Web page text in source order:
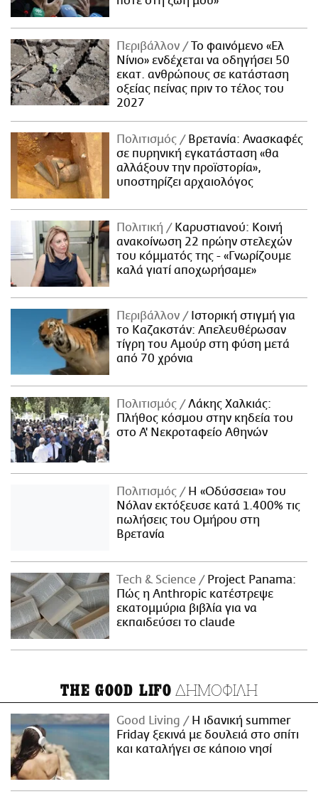
Περιβάλλον
Το φαινόμενο «Ελ
Νίνιο» ενδέχεται να οδηγήσει 50
εκατ. ανθρώπους σε κατάσταση
οξείας πείνας πριν το τέλος του
2027
Πολιτισμός
Βρετανία: Ανασκαφές
σε πυρηνική εγκατάσταση «θα
αλλάξουν την προϊστορία»,
υποστηρίζει αρχαιολόγος
Πολιτική
Καρυστιανού: Κοινή
ανακοίνωση 22 πρώην στελεχών
του κόμματός της - «Γνωρίζουμε
καλά γιατί αποχωρήσαμε»
Περιβάλλον
Ιστορική στιγμή για
το Καζακστάν: Απελευθέρωσαν
τίγρη του Αμούρ στη φύση μετά
από 70 χρόνια
Πολιτισμός
Λάκης Χαλκιάς:
Πλήθος κόσμου στην κηδεία του
στο Α' Νεκροταφείο Αθηνών
Πολιτισμός
Η «Οδύσσεια» του
Νόλαν εκτόξευσε κατά 1.400% τις
πωλήσεις του Ομήρου στη
Βρετανία
Τech & Science
Project Panama:
Πώς η Anthropic κατέστρεψε
εκατομμύρια βιβλία για να
εκπαιδεύσει το claude
THE GOOD LIFO ΔΗΜΟΦΙΛΗ
Good Living
Η ιδανική summer
Friday ξεκινά με δουλειά στο σπίτι
και καταλήγει σε κάποιο νησί